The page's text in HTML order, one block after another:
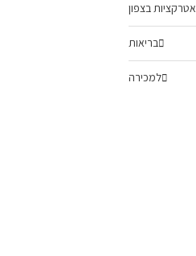
אטרקציות בצפון
בריאות
למכירה